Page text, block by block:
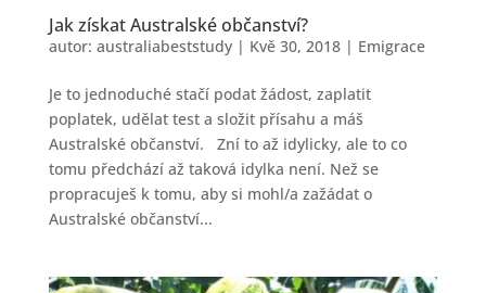
Jak získat Australské občanství?
autor: australiabeststudy| Kvě 30, 2018| Emigrace
Je to jednoduché stačí podat žádost, zaplatit
poplatek, udělat test a složit přísahu a máš
Australské občanství. Zní to až idylicky, ale to co
tomu předchází až taková idylka není. Než se
propracuješ k tomu, aby si mohl/a zažádat o
Australské občanství...